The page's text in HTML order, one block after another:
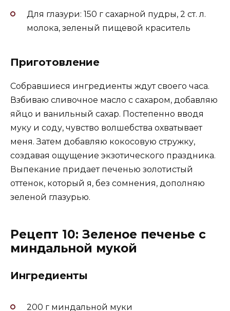
Для глазури: 150 г сахарной пудры, 2 ст. л.
молока, зеленый пищевой краситель
Приготовление
Собравшиеся ингредиенты ждут своего часа.
Взбиваю сливочное масло с сахаром, добавляю
яйцо и ванильный сахар. Постепенно вводя
муку и соду, чувство волшебства охватывает
меня. Затем добавляю кокосовую стружку,
создавая ощущение экзотического праздника.
Выпекание придает печенью золотистый
оттенок, который я, без сомнения, дополняю
зеленой глазурью.
Рецепт 10: Зеленое печенье с
миндальной мукой
Ингредиенты
200 г миндальной муки